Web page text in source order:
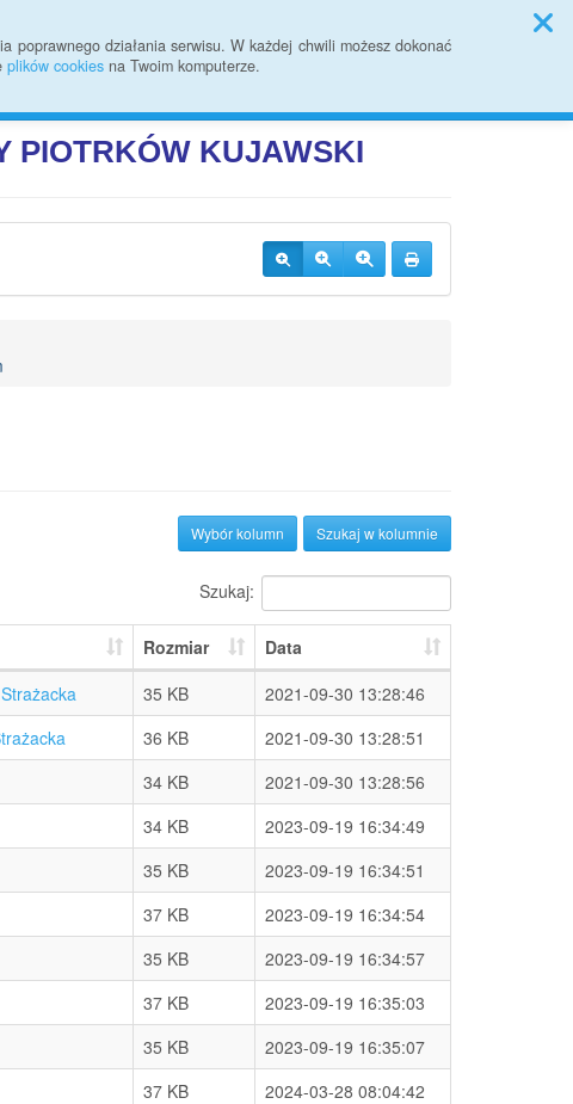
poprawnego działania serwisu. W każdej chwili możesz dokonać
plików cookies na Twoim komputerze.
Przycisk wyszukaj duży
PUBLICZNEJ
PIOTRKÓW KUJAWSKI
Szukaj w kolumnie
Wybór kolumn
Szukaj:
Rozmiar
Data
35 KB
2021-09-30 13:28:46
36 KB
2021-09-30 13:28:51
34 KB
2021-09-30 13:28:56
34 KB
2023-09-19 16:34:49
35 KB
2023-09-19 16:34:51
37 KB
2023-09-19 16:34:54
35 KB
2023-09-19 16:34:57
37 KB
2023-09-19 16:35:03
35 KB
2023-09-19 16:35:07
37 KB 2024-03-28 08:04:42